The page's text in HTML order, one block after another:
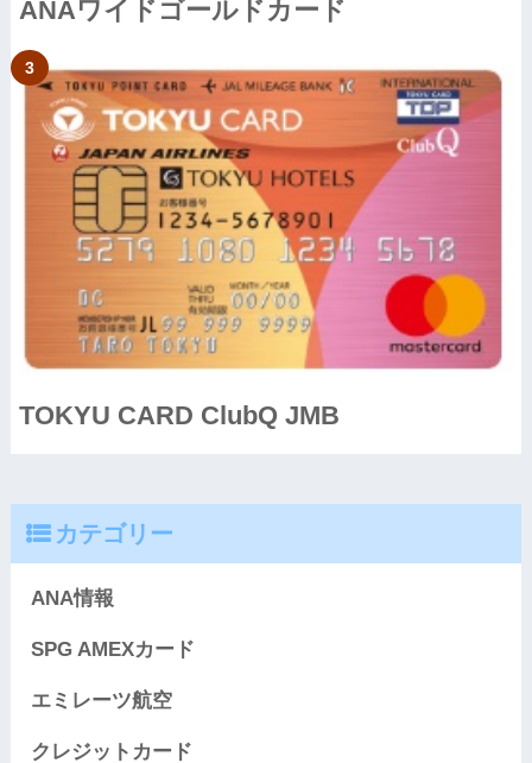
ANAワイドゴールドカード
TOKYU CARD ClubQ JMB
カテゴリー
ANA情報
SPG AMEXカード
エミレーツ航空
クレジットカード